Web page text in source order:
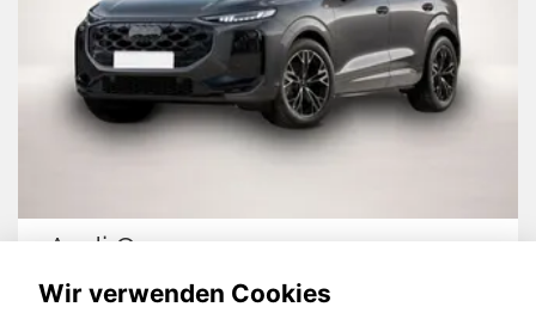
Audi Q3
Wir verwenden Cookies